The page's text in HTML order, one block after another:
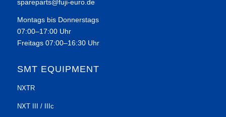
spareparts@fuji-euro.de
Montags bis Donnerstags
07:00–17:00 Uhr
Freitags 07:00–16:30 Uhr
SMT EQUIPMENT
NXTR
NXT III / IIIc